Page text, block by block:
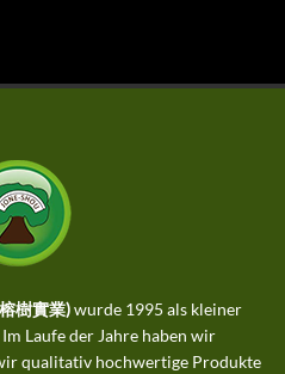
樹實業)wurde 1995 als kleiner
Laufe der Jahre haben wir
qualitativ hochwertige Produkte